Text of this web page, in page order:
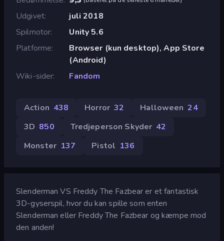
Udgivet
juli 2018
Spilmotor
Unity 5.6
Platforme
Browser (kun desktop), App Store
(Android)
Wiki-sider
Fandom
Action 438 Horror 32 Halloween 24
3D 850 Tredjeperson Skyder 42
Monster 137 Pistol 136
Slenderman VS Freddy The Fazbear er et fantastisk
3D-gyserspil, hvor du kan spille som enten
Slenderman eller Freddy The Fazbear og kæmpe mod
den anden!